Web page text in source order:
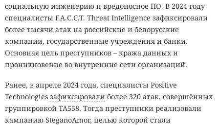
социальную инженерию и вредоносное ПО. В 2024 году
специалисты F.A.C.C.T. Threat Intelligence зафиксировали
более тысячи атак на российские и белорусские
компании, государственные учреждения и банки.
Основная цель преступников – кража данных и
проникновение во внутренние сети организаций.
Ранее, в апреле 2024 года, специалисты Positive
Technologies зафиксировали более 320 атак, совершённых
группировкой TA558. Тогда преступники реализовали
кампанию SteganoAmor, целью которой стали